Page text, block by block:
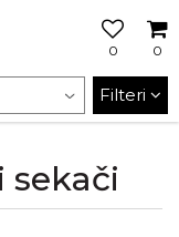
0
0
sekači
Filteri